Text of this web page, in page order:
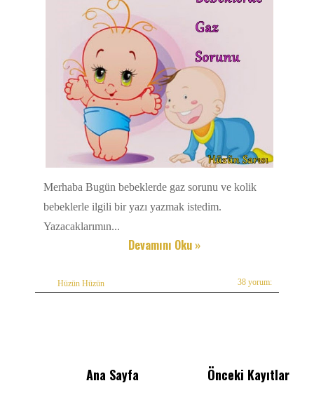
Merhaba Bugün bebeklerde gaz sorunu ve kolik
bebeklerle ilgili bir yazı yazmak istedim.
Yazacaklarımın...
Devamını Oku »
Hüzün Hüzün 38 yorum:
Önceki Kayıtlar
Ana Sayfa